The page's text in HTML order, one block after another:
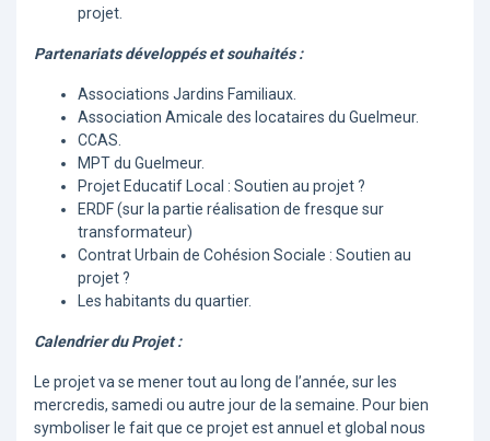
projet.
Partenariats développés et souhaités :
Associations Jardins Familiaux.
Association Amicale des locataires du Guelmeur.
CCAS.
MPT du Guelmeur.
Projet Educatif Local : Soutien au projet ?
ERDF (sur la partie réalisation de fresque sur
transformateur)
Contrat Urbain de Cohésion Sociale : Soutien au
projet ?
Les habitants du quartier.
Calendrier du Projet :
Le projet va se mener tout au long de l’année, sur les
mercredis, samedi ou autre jour de la semaine. Pour bien
symboliser le fait que ce projet est annuel et global nous